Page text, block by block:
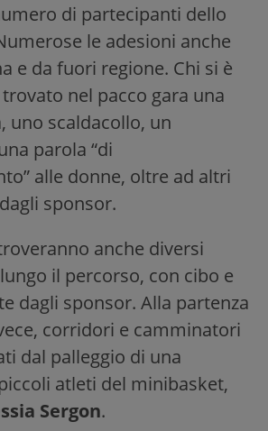
di partecipanti dello
le adesioni anche
e da fuori regione. Chi si è
nel pacco gara una
uno scaldacollo, un
parola “di
alle donne, oltre ad altri
sponsor.
anche diversi
lungo il percorso, con cibo e
dagli sponsor. Alla partenza
corridori e camminatori
dal palleggio di una
atleti del minibasket,
Sergon.